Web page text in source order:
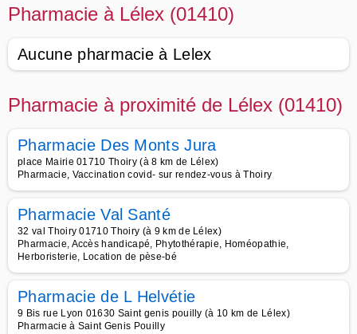
Pharmacie à Lélex (01410)
Aucune pharmacie à Lelex
Pharmacie à proximité de Lélex (01410)
Pharmacie Des Monts Jura
place Mairie 01710 Thoiry (à 8 km de Lélex)
Pharmacie, Vaccination covid- sur rendez-vous à Thoiry
Pharmacie Val Santé
32 val Thoiry 01710 Thoiry (à 9 km de Lélex)
Pharmacie, Accès handicapé, Phytothérapie, Homéopathie,
Herboristerie, Location de pèse-bé
Pharmacie de L Helvétie
9 Bis rue Lyon 01630 Saint genis pouilly (à 10 km de Lélex)
Pharmacie à Saint Genis Pouilly